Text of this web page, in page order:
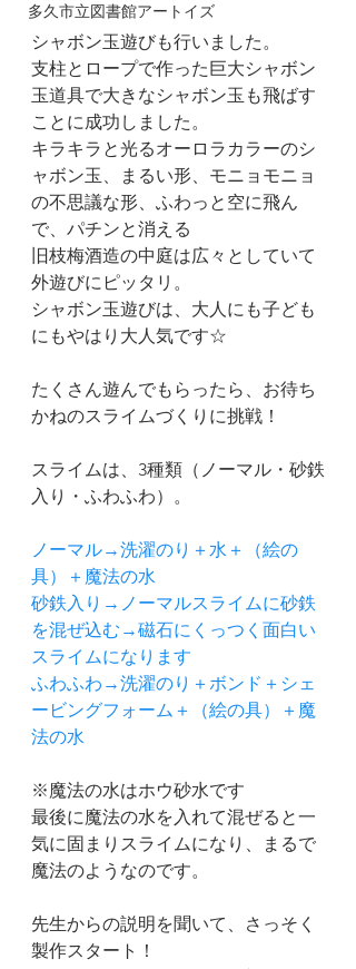
多久市立図書館アートイズ
シャボン玉遊びも行いました。
支柱とロープで作った巨大シャボン
玉道具で大きなシャボン玉も飛ばす
ことに成功しました。
キラキラと光るオーロラカラーのシ
ャボン玉、まるい形、モニョモニョ
の不思議な形、ふわっと空に飛ん
で、パチンと消える
旧枝梅酒造の中庭は広々としていて
外遊びにピッタリ。
シャボン玉遊びは、大人にも子ども
にもやはり大人気です☆
たくさん遊んでもらったら、お待ち
かねのスライムづくりに挑戦！
スライムは、3種類（ノーマル・砂鉄
入り・ふわふわ）。
ノーマル→洗濯のり＋水＋（絵の
具）＋魔法の水
砂鉄入り→ノーマルスライムに砂鉄
を混ぜ込む→磁石にくっつく面白い
スライムになります
ふわふわ→洗濯のり＋ボンド＋シェ
ービングフォーム＋（絵の具）＋魔
法の水
※魔法の水はホウ砂水です
最後に魔法の水を入れて混ぜると一
気に固まりスライムになり、まるで
魔法のようなのです。
先生からの説明を聞いて、さっそく
製作スタート！